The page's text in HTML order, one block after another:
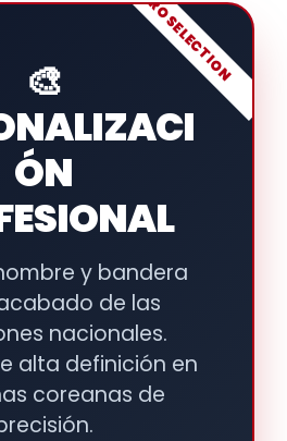
🎨
ÓN
y bandera
de las
nacionales.
alta definición en
coreanas de
PRO SELECTION